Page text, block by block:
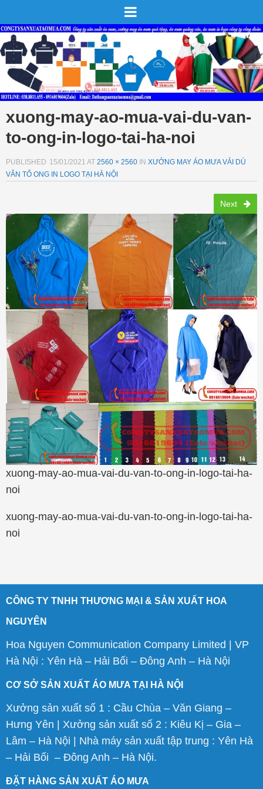
xuong-may-ao-mua-vai-du-van-
to-ong-in-logo-tai-ha-noi
PUBLISHED 15/01/2021 AT 2560 × 2560 IN XƯỞNG MAY ÁO MƯA VẢI DÙ
VÂN TỔ ONG IN LOGO TẠI HÀ NỘI
Next
xuong-may-ao-mua-vai-du-van-to-ong-in-logo-tai-ha-
noi
xuong-may-ao-mua-vai-du-van-to-ong-in-logo-tai-ha-
noi
CÔNG TY TNHH THƯƠNG MẠI & SẢN XUẤT HOA
NGUYÊN
Hoa Nguyen Communication Company Limited | VP
Hà Nội : Yên Hà – Hải Bối – Đông Anh – Hà Nội
CƠ SỞ SẢN XUẤT ÁO MƯA TẠI HÀ NỘI
Xưởng sản xuất số 1 : Cầu Chùa – Văn Giang –
Hưng Yên | Xưởng sản xuất số 2 : Kiêu Kị – Gia –
Lâm – Hà Nội | Nhà máy sản xuất tập trung : Yên Hà
– Hải Bối – Đông Anh – Hà Nội.
ĐẶT HÀNG SẢN XUẤT ÁO MƯA